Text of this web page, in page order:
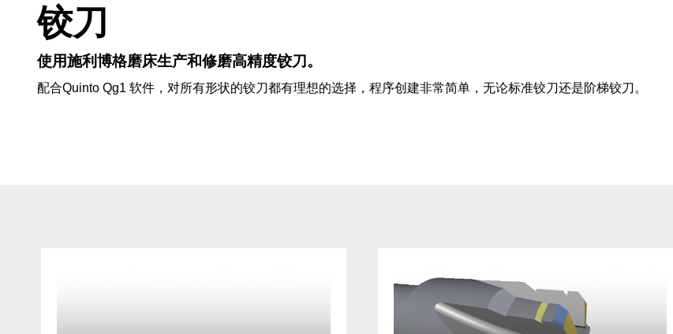
铰刀
使用施利博格磨床生产和修磨高精度铰刀。
配合Quinto Qg1 软件，对所有形状的铰刀都有理想的选择，程序创建非常简单，无论标准铰刀还是阶梯铰刀。